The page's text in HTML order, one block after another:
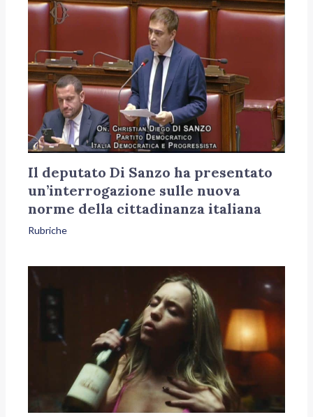
Il deputato Di Sanzo ha presentato
un’interrogazione sulle nuova
norme della cittadinanza italiana
Rubriche